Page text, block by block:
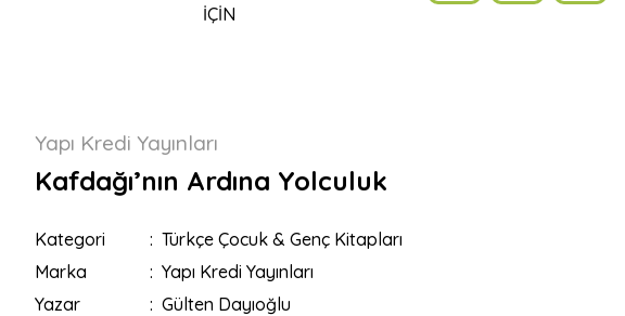
Yapı Kredi Yayınları
Kafdağı’nın Ardına Yolculuk
Kategori
Türkçe Çocuk & Genç Kitapları
Marka
Yapı Kredi Yayınları
Yazar
Gülten Dayıoğlu